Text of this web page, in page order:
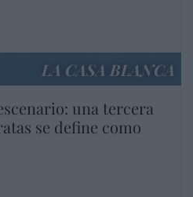
LA CASA BLANCA
una tercera
se define como